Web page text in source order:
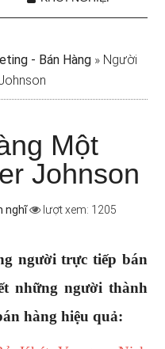
- Bán Hàng » Người
Một
Johnson
nghĩ lượt xem: 1205
người trực tiếp bán
những người thành
hàng hiệu quả: